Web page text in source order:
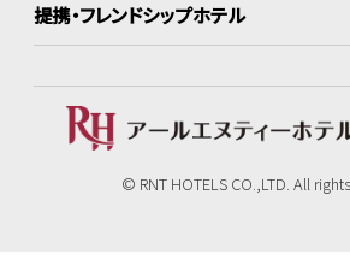
提携・フレンドシップホテル
© RNT HOTELS CO.,LTD. All